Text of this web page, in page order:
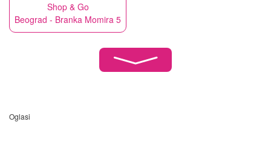
Shop & Go
Beograd - Branka Momira 5
Oglasi